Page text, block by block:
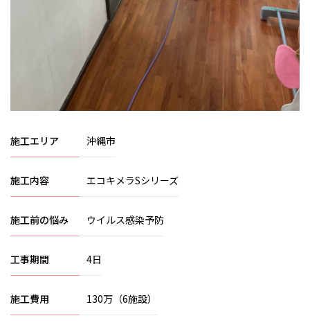
施工エリア 沖縄市
施工内容 エコキメラSシリーズ
施工前の悩み ウイルス感染予防
工事期間 4日
施工費用 130万（6施設）